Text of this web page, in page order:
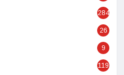
284
26
9
119